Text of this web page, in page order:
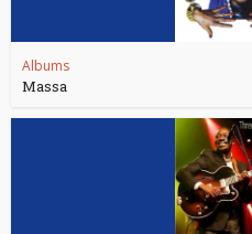
Albums
Massa